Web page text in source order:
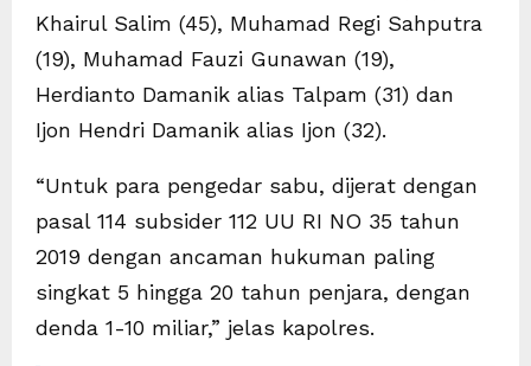
Khairul Salim (45), Muhamad Regi Sahputra
(19), Muhamad Fauzi Gunawan (19),
Herdianto Damanik alias Talpam (31) dan
Ijon Hendri Damanik alias Ijon (32).
“Untuk para pengedar sabu, dijerat dengan
pasal 114 subsider 112 UU RI NO 35 tahun
2019 dengan ancaman hukuman paling
singkat 5 hingga 20 tahun penjara, dengan
denda 1-10 miliar,” jelas kapolres.